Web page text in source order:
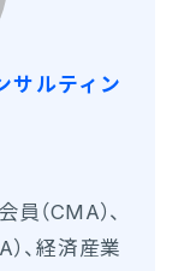
サルティン
（CMA）、
、経済産業